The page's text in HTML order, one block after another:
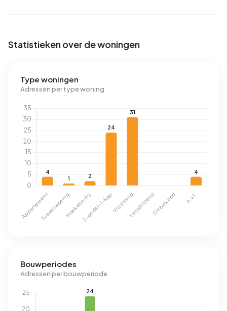
Statistieken over de woningen
Type woningen
Adressen per type woning
Bouwperiodes
Adressen per bouwperiode